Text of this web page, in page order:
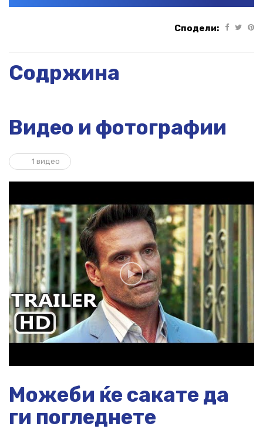
Сподели:
Содржина
Видео и фотографии
1 видео
Можеби ќе сакате да
ги погледнете